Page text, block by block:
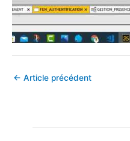
← Article précédent